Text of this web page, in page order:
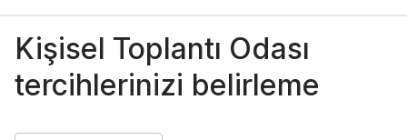
Kişisel Toplantı Odası
tercihlerinizi belirleme